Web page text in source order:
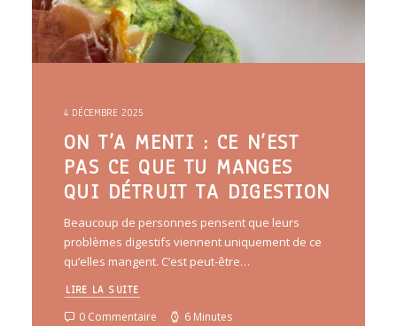
4 DÉCEMBRE 2025
ON T’A MENTI : CE N’EST
PAS CE QUE TU MANGES
QUI DÉTRUIT TA DIGESTION
Beaucoup de personnes pensent que leurs
problèmes digestifs viennent uniquement de ce
qu’elles mangent. C’est peut-être…
LIRE LA SUITE
0 Commentaire 6 Minutes